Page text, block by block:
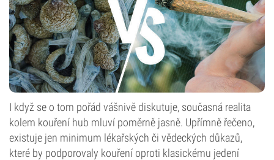
I když se o tom pořád vášnivě diskutuje, současná realita
kolem kouření hub mluví poměrně jasně. Upřímně řečeno,
existuje jen minimum lékařských či vědeckých důkazů,
které by podporovaly kouření oproti klasickému jedení